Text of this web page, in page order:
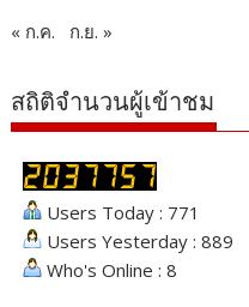
« ก.ค. ก.ย. »
สถิติจำนวนผู้เข้าชม
Users Today : 771
Users Yesterday : 889
Who's Online : 8